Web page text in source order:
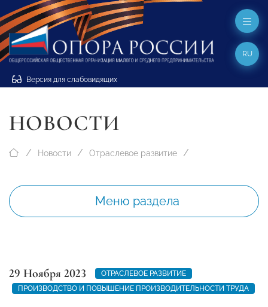
Версия для слабовидящих
RU
НОВОСТИ
Новости Отраслевое развитие
Меню раздела
29 Ноября 2023
ОТРАСЛЕВОЕ РАЗВИТИЕ
ПРОИЗВОДСТВО И ПОВЫШЕНИЕ ПРОИЗВОДИТЕЛЬНОСТИ ТРУДА